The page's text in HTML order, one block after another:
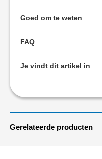
Goed om te weten
FAQ
Je vindt dit artikel in
Gerelateerde producten